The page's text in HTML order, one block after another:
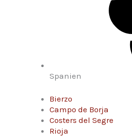
Spanien
Bierzo
Campo de Borja
Costers del Segre
Rioja